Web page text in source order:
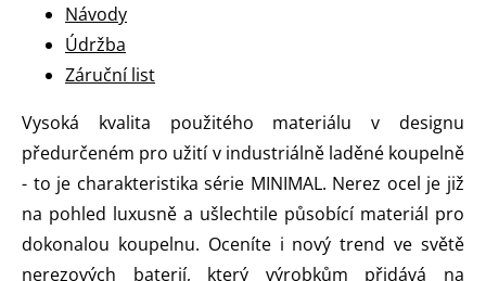
Návody
Údržba
Záruční list
Vysoká kvalita použitého materiálu v designu
předurčeném pro užití v industriálně laděné koupelně
- to je charakteristika série MINIMAL. Nerez ocel je již
na pohled luxusně a ušlechtile působící materiál pro
dokonalou koupelnu. Oceníte i nový trend ve světě
nerezových baterií, který výrobkům přidává na